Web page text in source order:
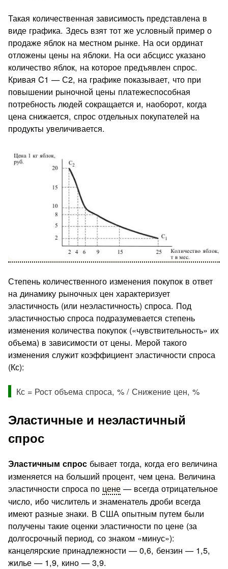
Такая количественная зависимость представлена в
виде гра­фика. Здесь взят тот же условный пример о
продаже яблок на местном рынке. На оси ординат
отложены цены на ябло­ки. На оси абсцисс указано
количество яблок, на которое предъяв­лен спрос.
Кривая C1 — С2, на графике показывает, что при
повы­шении рыночной цены платежеспособная
потребность людей сокращается и, наоборот, когда
цена снижается, спрос отдельных покупателей на
продукты увеличивается.
Степень количественного изменения покупок в ответ
на дина­мику рыночных цен характеризует
эластичность (или неэластич­ность) спроса. Под
эластичностью спроса подразумевается сте­пень
изменения количества покупок («чувствительность» их
объема) в зависимости от цены. Мерой такого
изменения служит коэффициент эластичности спроса
(Кс):
Кс = Рост объема спроса, % / Снижение цен, %
Эластичные и неэластичный
спрос
Эластичным спрос бывает тогда, когда его величина
изменяется на больший процент, чем цена. Величина
эластичности спроса по цене — всегда отрицательное
число, ибо числитель и знаменатель дроби всегда
имеют разные знаки. В США опытным путем были
получены такие оценки эластичности по цене (за
долгосрочный пе­риод, со знаком «минус»):
канцелярские принадлежности — 0,6, бензин — 1,5,
жилье — 1,9, кино — 3,9.